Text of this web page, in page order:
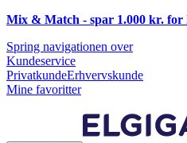
Mix & Match - spar 1.000 kr.
Spring navigationen over
Kundeservice
PrivatkundeErhvervskunde
Mine favoritter